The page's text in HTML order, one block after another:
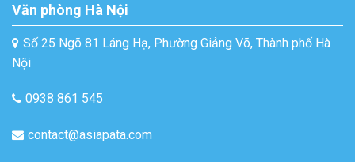
Văn phòng Hà Nội
Số 25 Ngõ 81 Láng Hạ, Phường Giảng Võ, Thành phố Hà
Nội
0938 861 545
contact@asiapata.com